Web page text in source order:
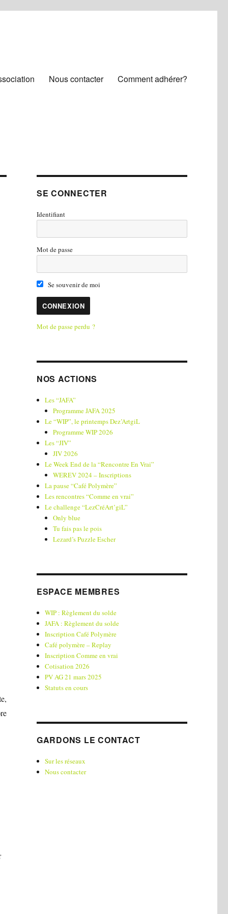
Nous contacter Comment adhérer?
SE CONNECTER
Identifiant
Mot de passe
Se souvenir de moi
Mot de passe perdu ?
NOS ACTIONS
Les “JAFA”
Programme JAFA 2025
Le “WIP”, le printemps Dez’ArtgiL
Programme WIP 2026
Les “JIV”
JIV 2026
Le Week End de la “Rencontre En Vrai”
WEREV 2024 – Inscriptions
La pause “Café Polymère”
Les rencontres “Comme en vrai”
Le challenge “LezCréArt’giL”
Only blue
Tu fais pas le pois
Lezard’s Puzzle Escher
ESPACE MEMBRES
WIP : Règlement du solde
JAFA : Règlement du solde
Inscription Café Polymère
Café polymère – Replay
Inscription Comme en vrai
Cotisation 2026
PV AG 21 mars 2025
Statuts en cours
GARDONS LE CONTACT
Sur les réseaux
Nous contacter